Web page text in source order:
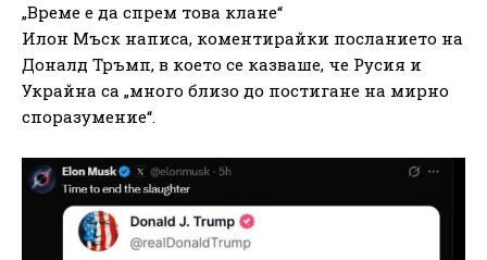
„Време е да спрем това клане“
Илон Мъск написа, коментирайки посланието на
Доналд Тръмп, в което се казваше, че Русия и
Украйна са „много близо до постигане на мирно
споразумение“.